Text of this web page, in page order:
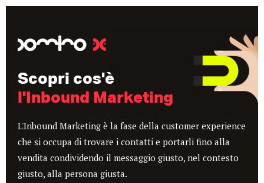
Scopri cos'è
l'Inbound Marketing
L'Inbound Marketing è la fase della customer experience
che si occupa di trovare i contatti e portarli fino alla
vendita condividendo il messaggio giusto, nel contesto
giusto, alla persona giusta.